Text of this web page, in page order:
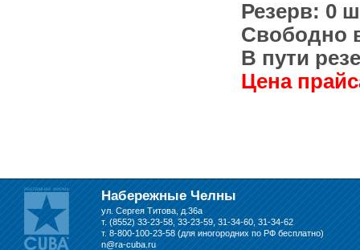
складе в Набережных Челнах
Резерв: 0
Свободно
В пути
Цена
Набережные Челны
ул. Сергея Титова, д.36а
т. (8552) 33-23-58, 33-23-59, 31-34-60, 31-34-62
т. 8-800-100-23-58 (для иногородних по РФ бесплатно)
n@ra-cuba.ru